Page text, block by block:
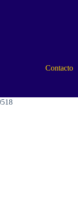
Contacto